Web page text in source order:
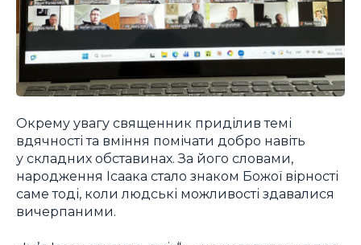
Окрему увагу священник приділив темі
вдячності та вміння помічати добро навіть
у складних обставинах. За його словами,
народження Ісаака стало знаком Божої вірності
саме тоді, коли людські можливості здавалися
вичерпаними.